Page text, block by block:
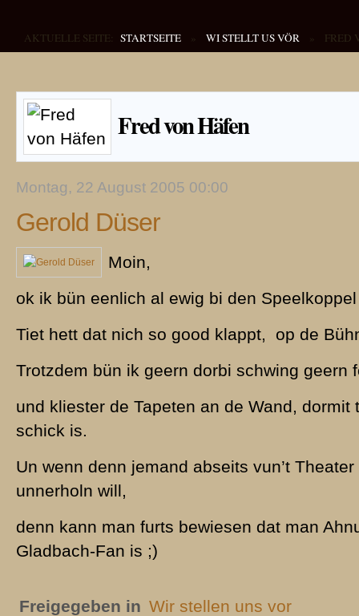
AKTUELLE SEITE: STARTSEITE » WI STELLT US VÖR » FRED
Fred von Häfen
Montag, 22 August 2005 00:00
Gerold Düser
Moin,
ok ik bün eenlich al ewig bi den
Tiet hett dat nich so good klappt, op de
Trotzdem bün ik geern dorbi schwing geern
und kliester de Tapeten an de Wand, dormit
schick is.
Un wenn denn jemand abseits vun’t
unnerholn will,
denn kann man furts bewiesen dat man
Gladbach-Fan is ;)
Freigegeben in Wir stellen uns vor